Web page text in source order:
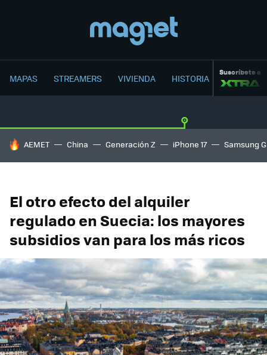
MAPAS STREAMERS VIVIENDA HISTORIA Suscríbete a
HOY SE HABLA DE
AEMET China Generación Z iPhone 17 Samsung
El otro efecto del alquiler
regulado en Suecia: los mayores
subsidios van para los más ricos